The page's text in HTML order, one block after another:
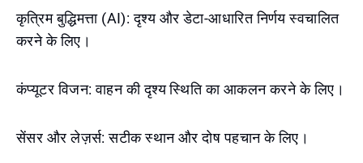
कृत्रिम बुद्धिमत्ता (AI): दृश्य और डेटा-आधारित निर्णय स्वचालित
करने के लिए।
कंप्यूटर विजन: वाहन की दृश्य स्थिति का आकलन करने के लिए।
सेंसर और लेज़र्स: सटीक स्थान और दोष पहचान के लिए।